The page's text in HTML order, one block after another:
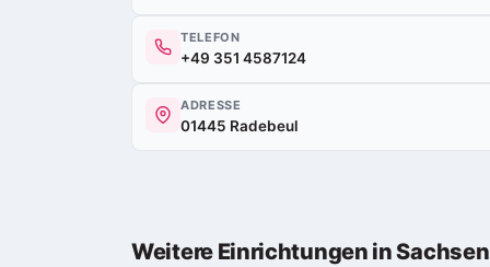
TELEFON
+49 351 4587124
ADRESSE
01445 Radebeul
Weitere Einrichtungen in Sachsen